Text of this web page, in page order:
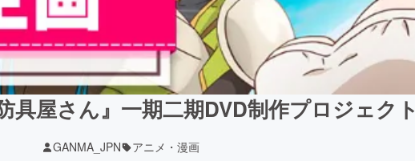
具屋さん』一期二期DVD制作プロジェクト
GANMA_JPN アニメ・漫画